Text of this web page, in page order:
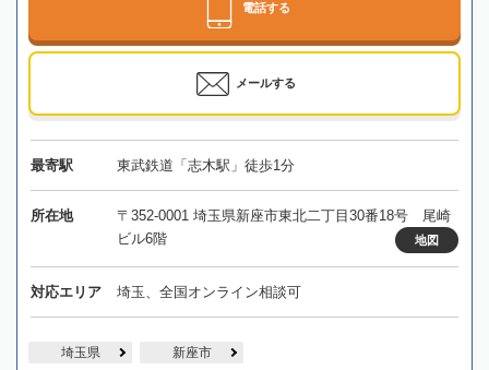
電話する
メールする
最寄駅 東武鉄道「志木駅」徒歩1分
所在地
〒352-0001 埼玉県新座市東北二丁目30番18号 尾崎
ビル6階
地図
対応エリア 埼玉、全国オンライン相談可
埼玉県 新座市